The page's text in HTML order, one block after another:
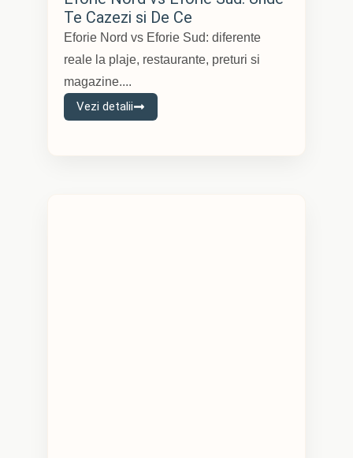
Te Cazezi si De Ce
Eforie Nord vs Eforie Sud: diferente
reale la plaje, restaurante, preturi si
magazine....
Vezi detalii